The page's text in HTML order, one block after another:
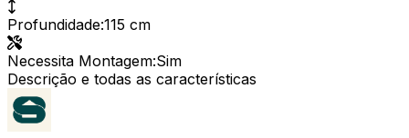
Profundidade:115 cm
Necessita Montagem:Sim
Descrição e todas as características